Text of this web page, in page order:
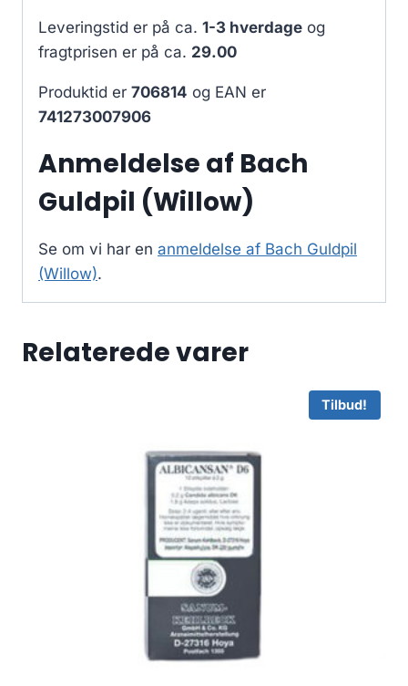
Leveringstid er på ca. 1-3 hverdage og
fragtprisen er på ca. 29.00
Produktid er 706814 og EAN er
741273007906
Anmeldelse af Bach
Guldpil (Willow)
Se om vi har en anmeldelse af Bach Guldpil
(Willow).
Relaterede varer
Tilbud!